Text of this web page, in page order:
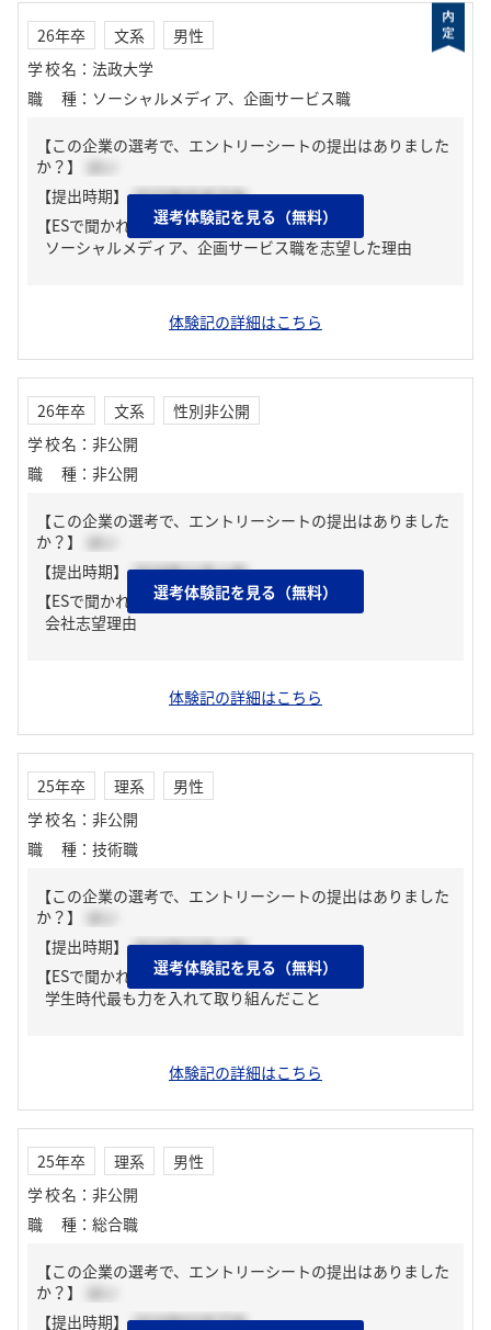
26年卒 文系
男性
学校名 ： 法政大学
職種 ： ソーシャルメディア、企画サービス職
【この企業の選考で、エントリーシートの提出はありました
か？】
はい
【提出時期】 2025年05月下旬
【ESで聞かれた質問】
ソーシャルメディア、企画サービス職を志望した理由
体験記の詳細はこちら
選考体験記を見る（無料）
26年卒 文系
性別非公開
学校名 ： 非公開
職種 ： 非公開
【この企業の選考で、エントリーシートの提出はありました
か？】
はい
【提出時期】 2024年11月上旬
【ESで聞かれた質問】
会社志望理由
体験記の詳細はこちら
選考体験記を見る（無料）
25年卒 理系
男性
学校名 ： 非公開
職種 ： 技術職
【この企業の選考で、エントリーシートの提出はありました
か？】
はい
【提出時期】 2024年03月上旬
【ESで聞かれた質問】
学生時代最も力を入れて取り組んだこと
体験記の詳細はこちら
選考体験記を見る（無料）
25年卒 理系
男性
学校名 ： 非公開
職種 ： 総合職
【この企業の選考で、エントリーシートの提出はありました
か？】
はい
【提出時期】 2024年03月下旬